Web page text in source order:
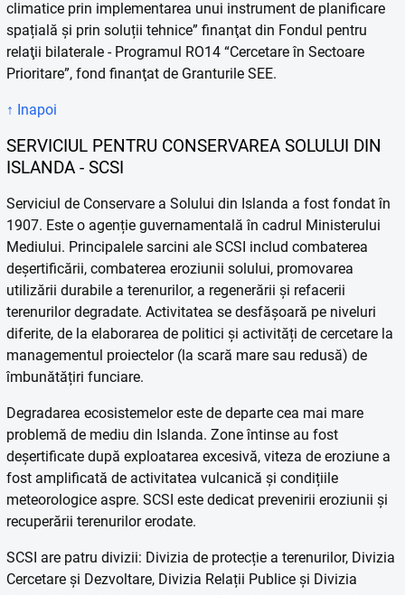
climatice prin implementarea unui instrument de planificare
spațială și prin soluții tehnice” finanţat din Fondul pentru
relaţii bilaterale - Programul RO14 “Cercetare în Sectoare
Prioritare”, fond finanţat de Granturile SEE.
↑ Inapoi
SERVICIUL PENTRU CONSERVAREA SOLULUI DIN
ISLANDA - SCSI
Serviciul de Conservare a Solului din Islanda a fost fondat în
1907. Este o agenție guvernamentală în cadrul Ministerului
Mediului. Principalele sarcini ale SCSI includ combaterea
deșertificării, combaterea eroziunii solului, promovarea
utilizării durabile a terenurilor, a regenerării și refacerii
terenurilor degradate. Activitatea se desfășoară pe niveluri
diferite, de la elaborarea de politici și activități de cercetare la
managementul proiectelor (la scară mare sau redusă) de
îmbunătățiri funciare.
Degradarea ecosistemelor este de departe cea mai mare
problemă de mediu din Islanda. Zone întinse au fost
deșertificate după exploatarea excesivă, viteza de eroziune a
fost amplificată de activitatea vulcanică și condițiile
meteorologice aspre. SCSI este dedicat prevenirii eroziunii și
recuperării terenurilor erodate.
SCSI are patru divizii: Divizia de protecție a terenurilor, Divizia
Cercetare și Dezvoltare, Divizia Relații Publice și Divizia